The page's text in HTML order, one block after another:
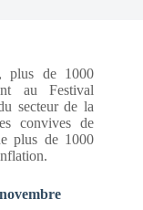
plus de 1000
au Festival
secteur de la
convives de
plus de 1000